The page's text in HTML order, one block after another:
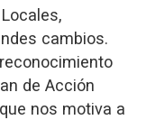
cambios.
de Acción
nos motiva a